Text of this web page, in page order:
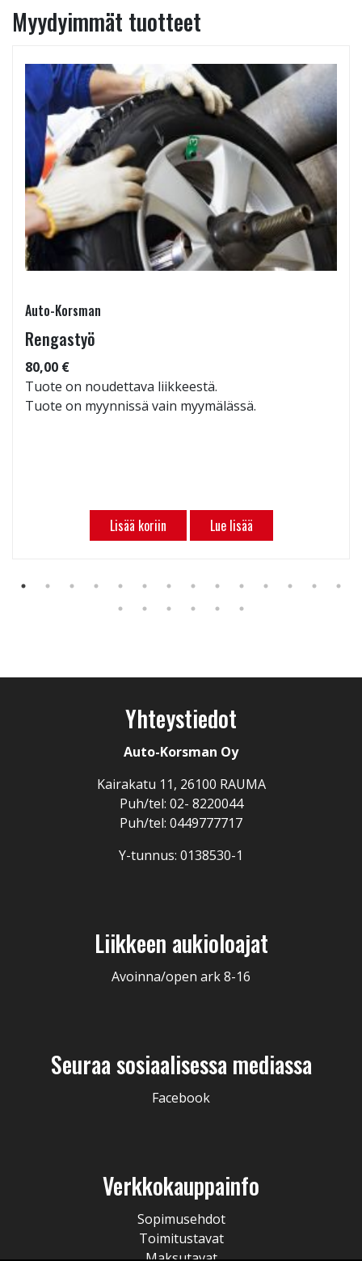
Myydyimmät tuotteet
Auto-Korsman
Rengastyö
80,00 €
Tuote on noudettava liikkeestä.
Tuote on myynnissä vain myymälässä.
Lisää koriin Lue lisää
Yhteystiedot
Auto-Korsman Oy
Kairakatu 11, 26100 RAUMA
Puh/tel: 02- 8220044
Puh/tel: 0449777717
Y-tunnus: 0138530-1
Liikkeen aukioloajat
Avoinna/open ark 8-16
Seuraa sosiaalisessa mediassa
Facebook
Verkkokauppainfo
Sopimusehdot
Toimitustavat